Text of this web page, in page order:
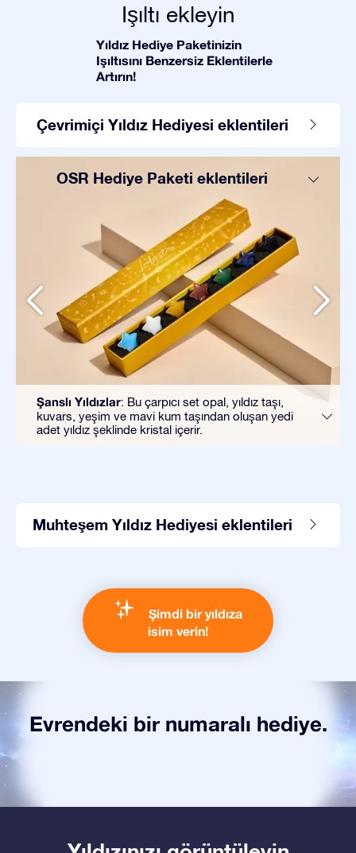
Işıltı ekleyin
Yıldız Hediye Paketinizin
Işıltısını Benzersiz Eklentilerle
Artırın!
Çevrimiçi Yıldız Hediyesi eklentileri
OSR Hediye Paketi eklentileri
Şanslı Yıldızlar: Bu çarpıcı set opal, yıldız taşı,
kuvars, yeşim ve mavi kum taşından oluşan yedi
adet yıldız şeklinde kristal içerir.
Muhteşem Yıldız Hediyesi eklentileri
Şimdi bir yıldıza
isim verin!
Evrendeki bir numaralı hediye.